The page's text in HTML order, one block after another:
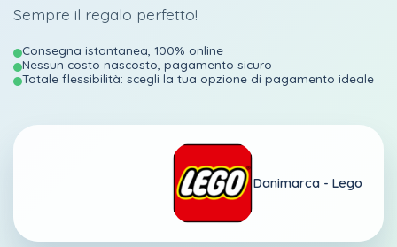
Sempre il regalo perfetto!
Consegna istantanea, 100% online
Nessun costo nascosto, pagamento sicuro
Totale flessibilità: scegli la tua opzione di pagamento ideale
Danimarca - Lego